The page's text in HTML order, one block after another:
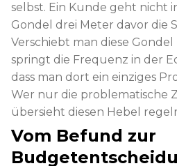
selbst. Ein Kunde geht nicht
Gondel drei Meter davor die
Verschiebt man diese
springt die Frequenz in der
dass man dort ein einziges
Wer nur die problematische
übersieht diesen Hebel
Vom Befund zur